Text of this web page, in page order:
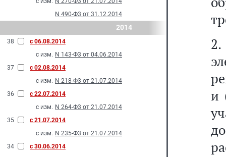
N 490-Ф3 от 31.12.2014
2014
38
с 06.08.2014
с изм. N 143-Ф3 от 04.06.2014
37
с 02.08.2014
с изм. N 218-Ф3 от 21.07.2014
36
с 22.07.2014
с изм. N 264-Ф3 от 21.07.2014
35
с 21.07.2014
с изм. N 235-Ф3 от 21.07.2014
34
с 30.06.2014
2.
и